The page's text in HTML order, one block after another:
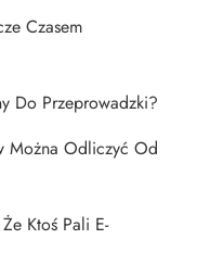
Czasem
Do Przeprowadzki?
Można Odliczyć Od
Ktoś Pali E-